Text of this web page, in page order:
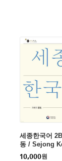
세종한국어
동 / Sejong
nsion Activity
10,000원